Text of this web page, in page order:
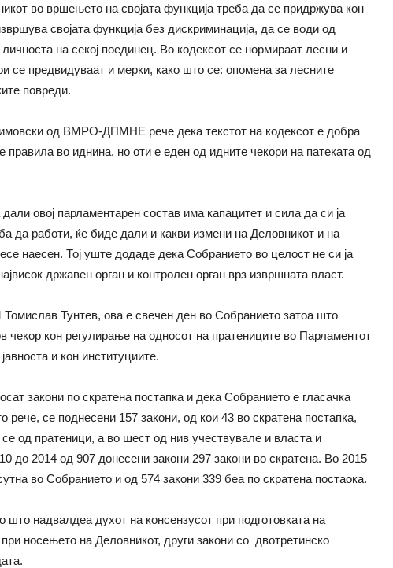
во вршењето на својата функција треба да се придржува кон
својата функција без дискриминација, да се води од
личноста на секој поединец. Во кодексот се нормираат лесни и
се предвидуваат и мерки, како што се: опомена за лесните
повреди.
од ВМРО-ДПМНЕ рече дека текстот на кодексот е добра
правила во иднина, но оти е еден од идните чекори на патеката од
овој парламентарен состав има капацитет и сила да си ја
да работи, ќе биде дали и какви измени на Деловникот и на
наесен. Тој уште додаде дека Собранието во целост не си ја
државен орган и контролен орган врз извршната власт.
Тунтев, ова е свечен ден во Собранието затоа што
чекор кон регулирање на односот на пратениците во Парламентот
и кон институциите.
закони по скратена постапка и дека Собранието е гласачка
се поднесени 157 закони, од кои 43 во скратена постапка,
од пратеници, а во шест од нив учествувале и власта и
до 2014 од 907 донесени закони 297 закони во скратена. Во 2015
во Собранието и од 574 закони 339 беа по скратена постаока.
надвалдеа духот на консензусот при подготовката на
носењето на Деловникот, други закони со двотретинско